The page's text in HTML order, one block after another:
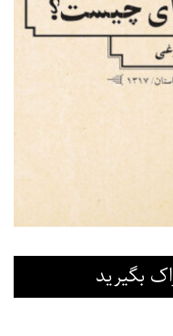
بگیرید